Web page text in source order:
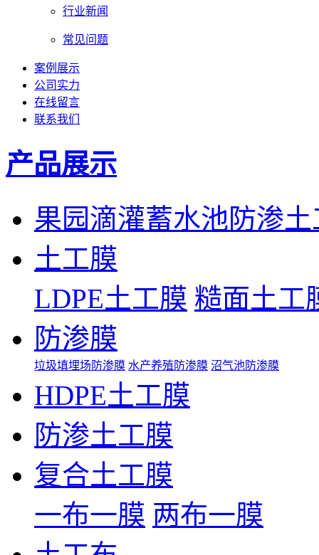
行业新闻
常见问题
案例展示
公司实力
在线留言
联系我们
产品展示
果园滴灌蓄水池防渗土
土工膜
LDPE土工膜 糙面土工
防渗膜
垃圾填埋场防渗膜 水产养殖防渗膜 沼气池防渗膜
HDPE土工膜
防渗土工膜
复合土工膜
一布一膜 两布一膜